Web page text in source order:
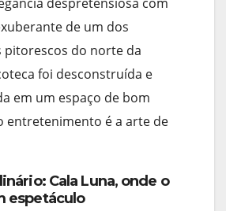
de um dos
pitorescos do norte da
foi desconstruída e
em um espaço de bom
entretenimento é a arte de
Cala Luna, onde o
espetáculo